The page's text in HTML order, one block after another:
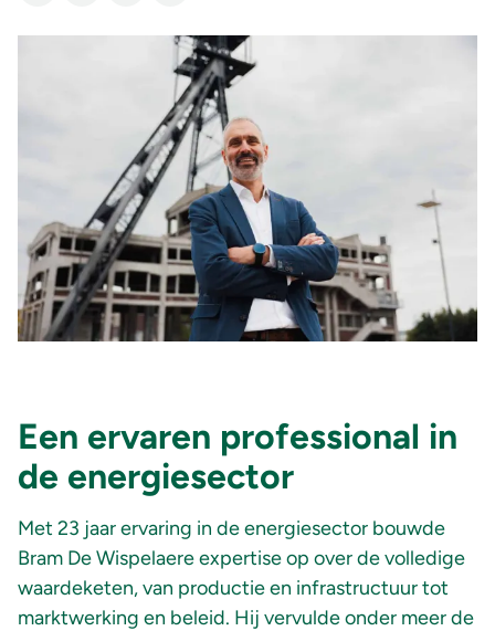
Een ervaren professional in
de energiesector
Met 23 jaar ervaring in de energiesector bouwde
Bram DeWispelaereexpertise op over de volledige
waardeketen, van productie en infrastructuur tot
marktwerking en beleid. Hij vervulde onder meer de